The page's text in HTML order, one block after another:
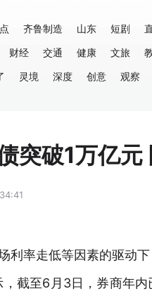
齐鲁制造 山东 短剧
财经 交通 健康 文旅
灵境 深度 创意 观察
突破1万亿
利率走低等因素的驱动
，截至6月3日，券商年